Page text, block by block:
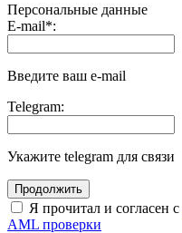
Персональные данные
E-mail*:
Введите ваш e-mail
Telegram:
Укажите telegram для связи
Я прочитал и согласен с
AML проверки